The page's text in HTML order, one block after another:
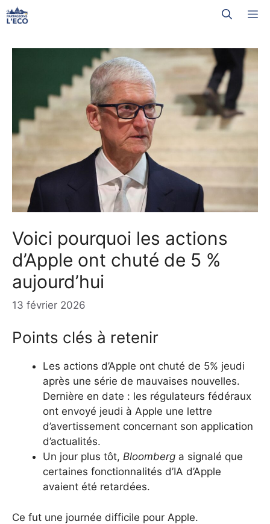
Aller
au
Voici pourquoi les actions
d’Apple ont chuté de 5 %
aujourd’hui
13 février 2026
Points clés à retenir
Les actions d’Apple ont chuté de 5% jeudi
après une série de mauvaises nouvelles.
Dernière en date : les régulateurs fédéraux
ont envoyé jeudi à Apple une lettre
d’avertissement concernant son application
d’actualités.
Un jour plus tôt, Bloomberg a signalé que
certaines fonctionnalités d’IA d’Apple
avaient été retardées.
Ce fut une journée difficile pour Apple.